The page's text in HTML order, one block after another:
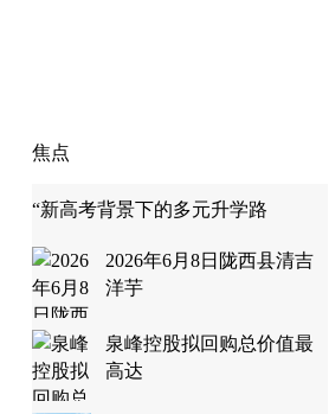
焦点
“新高考背景下的多元升学路
2026年6月8日陇西县清吉
洋芋
泉峰控股拟回购总价值最
高达